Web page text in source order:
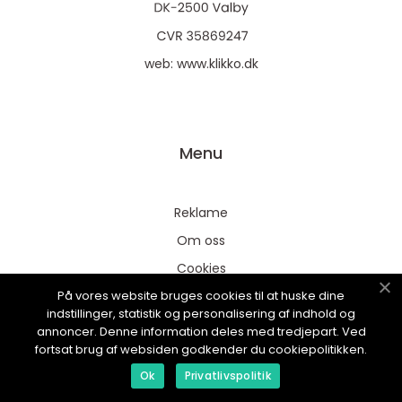
web: www.klikko.dk
Menu
Reklame
Om oss
Cookies
Kontakt Oss
Sitemap
På vores website bruges cookies til at huske dine
indstillinger, statistik og personalisering af indhold og
annoncer. Denne information deles med tredjepart. Ved
fortsat brug af websiden godkender du cookiepolitikken.
Ok Privatlivspolitik